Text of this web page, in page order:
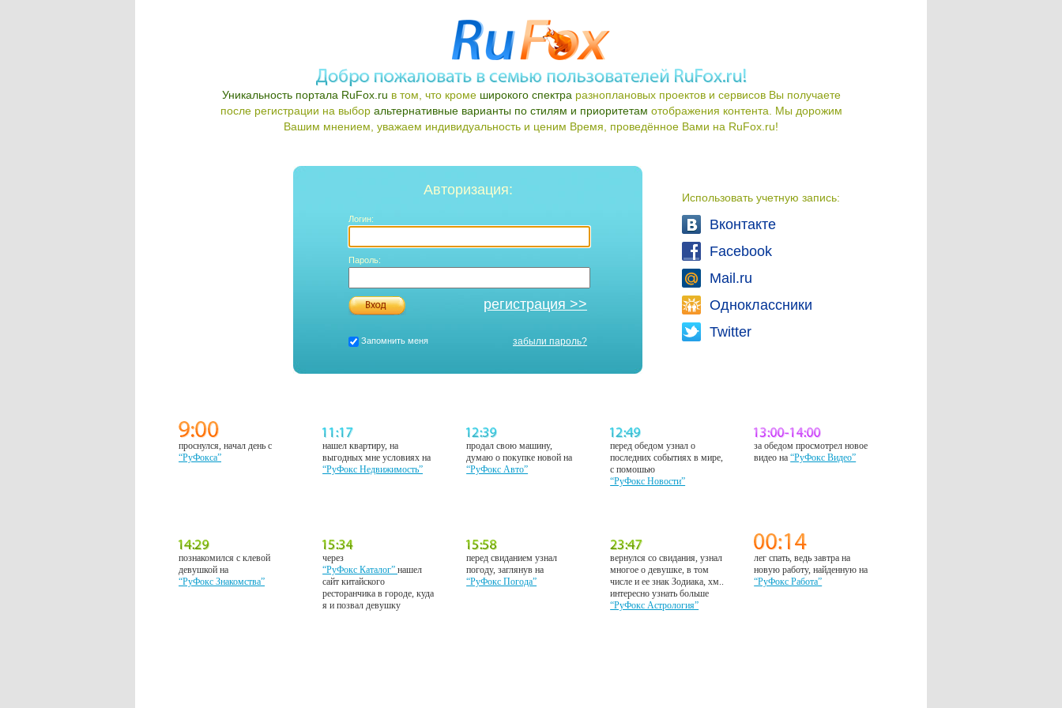
Уникальность портала RuFox.ru в том, что кроме широкого спектра разноплановых проектов и сервисов Вы получаете
после регистрации на выбор альтернативные варианты по стилям и приоритетам отображения контента. Мы дорожим
Вашим мнением, уважаем индивидуальность и ценим Время, проведённое Вами на RuFox.ru!
Использовать учетную запись:
Вконтакте
Facebook
Mail.ru
Одноклассники
Twitter
Авторизация:
Логин:
Пароль:
регистрация >>
Запомнить меня забыли пароль?
проснулся, начал день с
“РуФокса”
нашел квартиру, на
выгодных мне условиях на
“РуФокс Недвижимость”
продал свою машину,
думаю о покупке новой на
“РуФокс Авто”
перед обедом узнал о
последних событиях в мире,
с помошью
“РуФокс Новости”
за обедом просмотрел новое
видео на“РуФокс Видео”
познакомился с клевой
девушкой на
“РуФокс Знакомства”
через
“РуФокс Каталог”нашел
сайт китайского
ресторанчика в городе, куда
я и позвал девушку
перед свиданием узнал
погоду, заглянув на
“РуФокс Погода”
вернулся со свидания, узнал
многое о девушке, в том
числе и ее знак Зодиака, хм..
интересно узнать больше
“РуФокс Астрология”
лег спать, ведь завтра на
новую работу, найденную на
“РуФокс Работа”